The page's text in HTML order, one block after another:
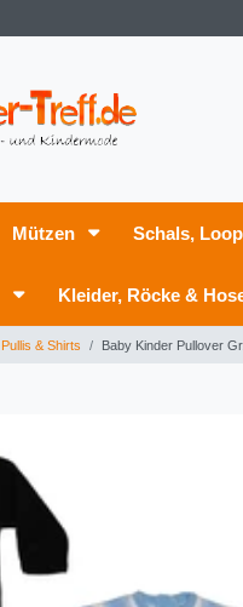
Mützen Schals,
Kleider, Röcke &
Pullis & Shirts Baby Kinder Pullover